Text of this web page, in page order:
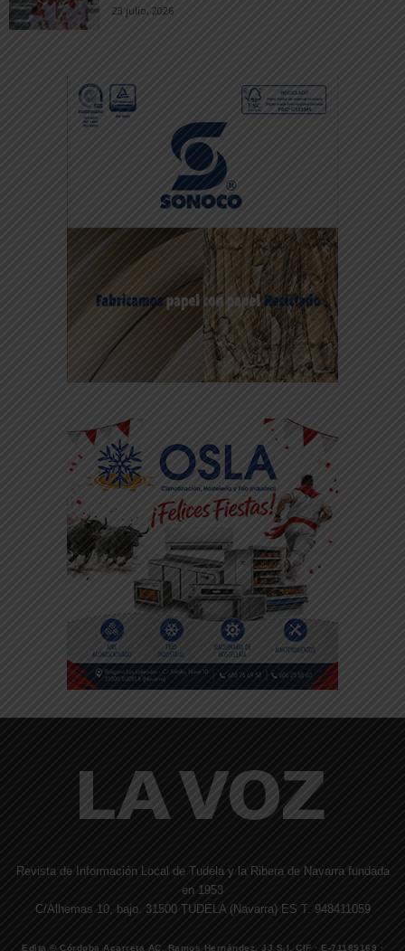
23 julio, 2026
Revista de Información Local de Tudela y la Ribera de Navarra fundada
en 1953
C/Alhemas 10, bajo. 31500 TUDELA (Navarra) ES T. 948411059
Edita © Córdoba Acarreta AC, Ramos Hernández, JJ S.I. CIF · E-71185169 ·